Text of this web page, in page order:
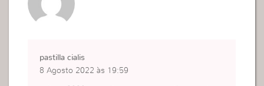
pastilla cialis
8 Agosto 2022 às 19:59